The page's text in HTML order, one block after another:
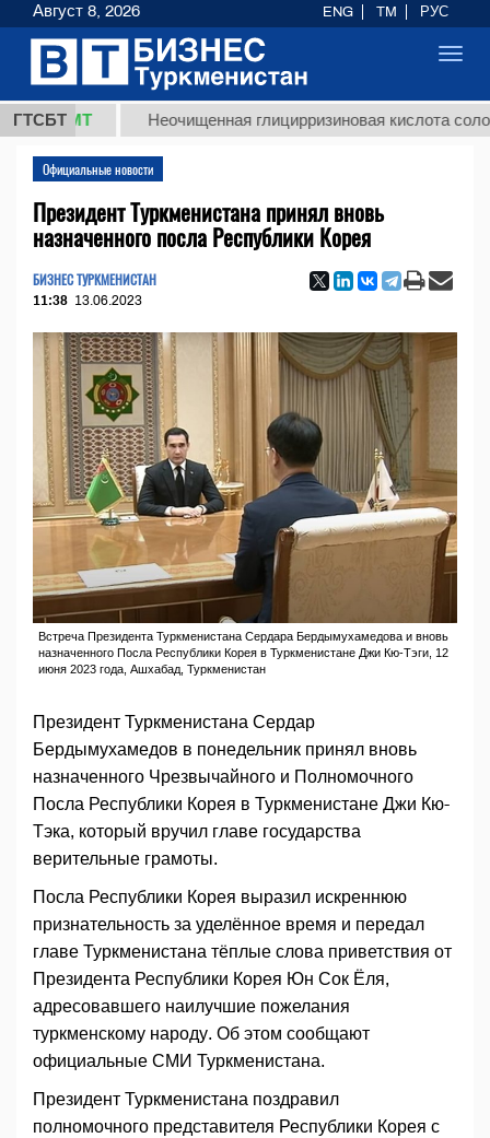
ГТСБТ
ТМТ Неочищенная глицирризиновая кислота
Официальные новости
Президент Туркменистана принял вновь
назначенного посла Республики Корея
БИЗНЕС ТУРКМЕНИСТАН
11:38 13.06.2023
Встреча Президента Туркменистана Сердара Бердымухамедова и вновь
назначенного Посла Республики Корея в Туркменистане Джи Кю-Тэги, 12
июня 2023 года, Ашхабад, Туркменистан
Президент Туркменистана Сердар
Бердымухамедов в понедельник принял вновь
назначенного Чрезвычайного и Полномочного
Посла Республики Корея в Туркменистане Джи Кю-
Тэка, который вручил главе государства
верительные грамоты.
Посла Республики Корея выразил искреннюю
признательность за уделённое время и передал
главе Туркменистана тёплые слова приветствия от
Президента Республики Корея Юн Сок Ёля,
адресовавшего наилучшие пожелания
туркменскому народу. Об этом сообщают
официальные СМИ Туркменистана.
Президент Туркменистана поздравил
полномочного представителя Республики Корея с
Август 8, 2026 ENG TM РУС